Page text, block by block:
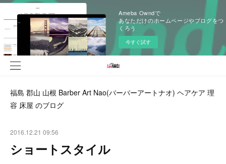
Ameba Owndで
あなただけのホームページやブログをつ
くろう
今すぐ試す
福島 郡山 山根 Barber Art Nao(バーバーアートナオ) ヘアケア 理
容 床屋 のブログ
2016.12.21 09:56
ショートスタイル